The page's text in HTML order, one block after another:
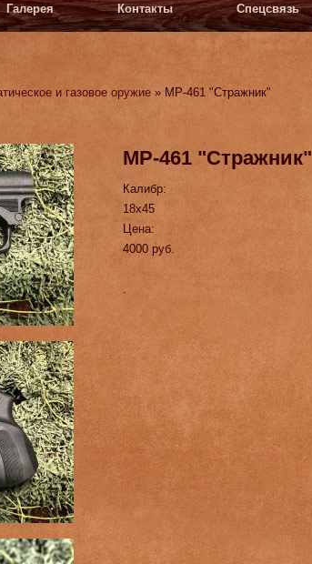
Галерея Контакты Спецсвязь
и газовое оружие » МР-461 "Стражник"
МР-461 "Стражник"
Калибр:
18х45
Цена:
4000 руб.
.